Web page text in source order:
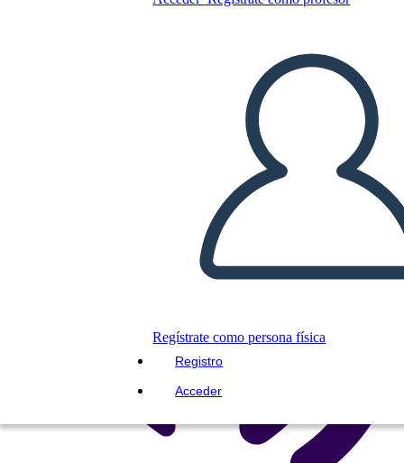
Regístrate como persona física
Registro
Acceder
JUEGO DE DIAPOSITIVAS
LEERME